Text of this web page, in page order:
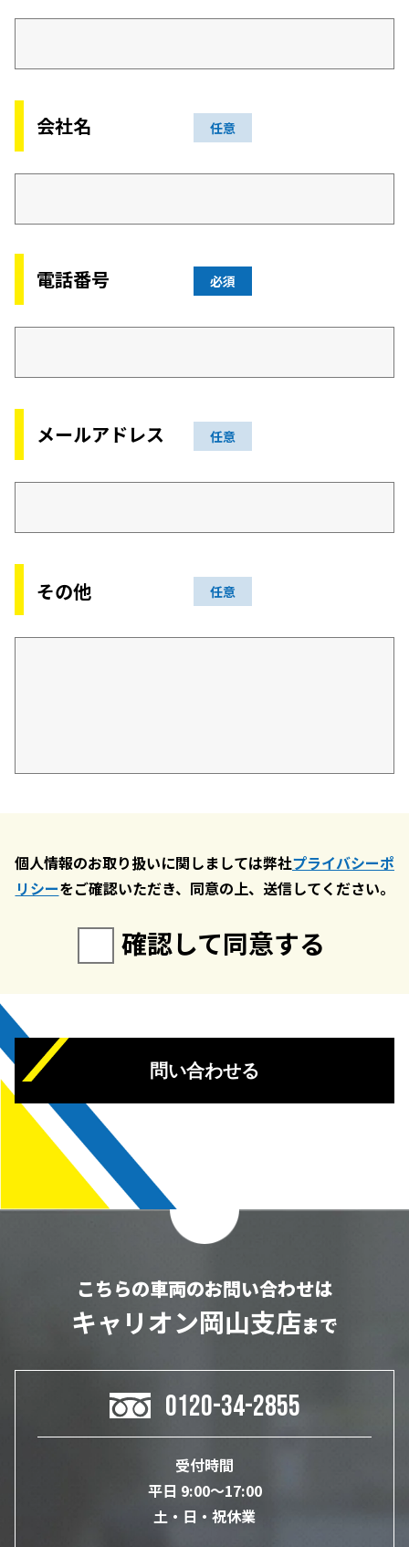
会社名 任意
電話番号 必須
メールアドレス 任意
その他 任意
個人情報のお取り扱いに関しましては弊社プライバシーポ
リシーをご確認いただき、同意の上、送信してください。
確認して同意する
問い合わせる
こちらの車両のお問い合わせは
キャリオン岡山支店まで
0120-34-2855
受付時間
平日 9:00～17:00
土・日・祝休業